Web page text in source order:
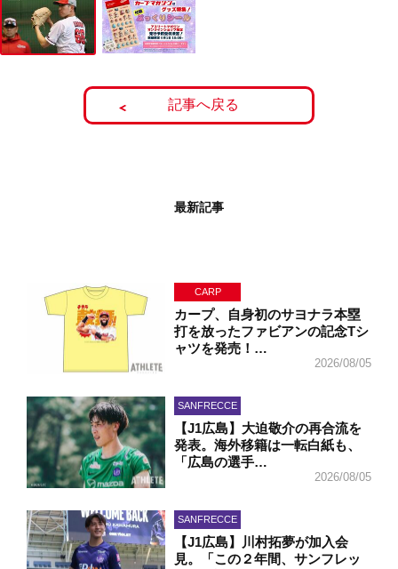
記事へ戻る
最新記事
CARP
カープ、自身初のサヨナラ本塁
打を放ったファビアンの記念Tシ
ャツを発売！…
2026/08/05
SANFRECCE
【J1広島】大迫敬介の再合流を
発表。海外移籍は一転白紙も、
「広島の選手…
2026/08/05
SANFRECCE
【J1広島】川村拓夢が加入会
見。「この２年間、サンフレッ